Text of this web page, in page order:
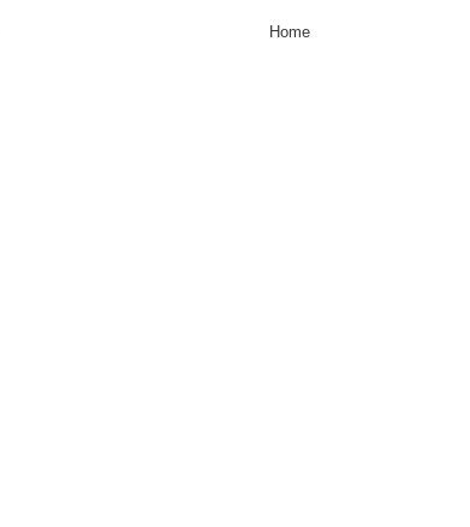
Home